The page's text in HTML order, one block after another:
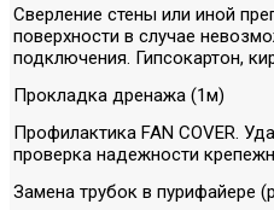
Сверление стены или иной
поверхности в случае
подключения. Гипсокартон,
Прокладка дренажа (1м)
Профилактика FAN COVER.
проверка надежности
Замена трубок в пурифайере